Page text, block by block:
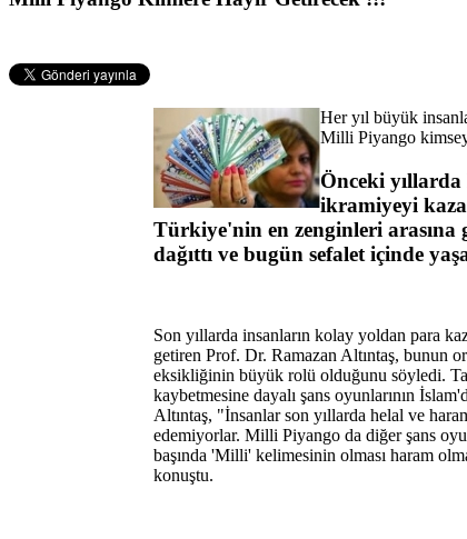
Her yıl büyük
Milli Piyango
Önceki
ikramiyeyi
Türkiye'nin en zenginleri arasına
dağıttı ve bugün sefalet içinde
Son yıllarda insanların kolay yoldan para
getiren Prof. Dr. Ramazan Altıntaş, bunun
eksikliğinin büyük rolü olduğunu söyledi.
kaybetmesine dayalı şans oyunlarının
Altıntaş, "İnsanlar son yıllarda helal ve
edemiyorlar. Milli Piyango da diğer şans
başında 'Milli' kelimesinin olması haram
konuştu.